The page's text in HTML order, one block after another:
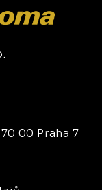
00 Praha 7